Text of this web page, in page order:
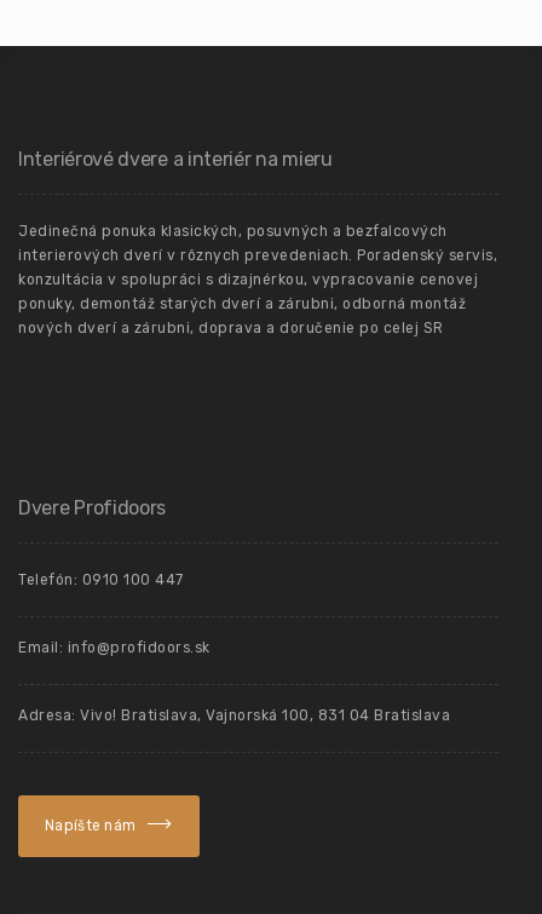
Interiérové dvere a interiér na mieru
Jedinečná ponuka klasických, posuvných a bezfalcových
interierových dverí v rôznych prevedeniach. Poradenský servis,
konzultácia v spolupráci s dizajnérkou, vypracovanie cenovej
ponuky, demontáž starých dverí a zárubni, odborná montáž
nových dverí a zárubni, doprava a doručenie po celej SR
Dvere Profidoors
Telefón: 0910 100 447
Email: info@profidoors.sk
Adresa: Vivo! Bratislava, Vajnorská 100, 831 04 Bratislava
Napíšte nám